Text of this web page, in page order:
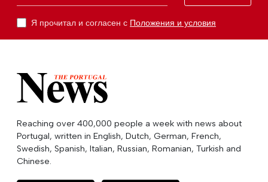
Я прочитал и согласен с Положения и условия
Reaching over 400,000 people a week with news about
Portugal, written in English, Dutch, German, French,
Swedish, Spanish, Italian, Russian, Romanian, Turkish and
Chinese.